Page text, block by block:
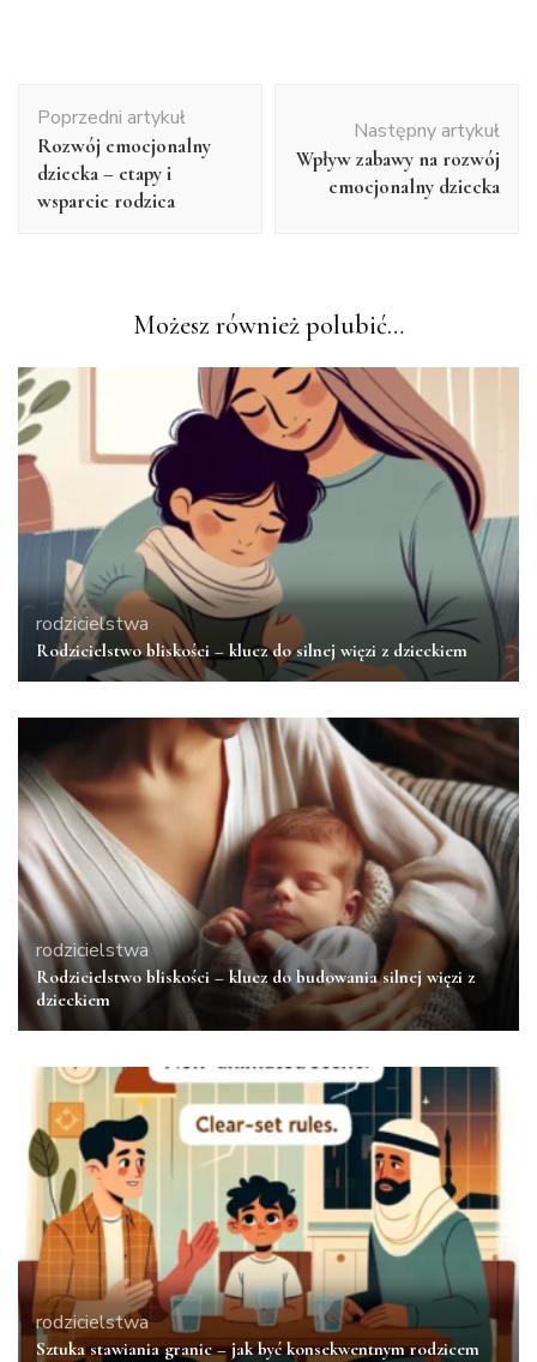
wpisu
Poprzedni artykuł
Rozwój emocjonalny
dziecka – etapy i
wsparcie rodzica
Następny artykuł
Wpływ zabawy na rozwój
emocjonalny dziecka
Możesz również polubić…
rodzicielstwa
Rodzicielstwo bliskości – klucz do silnej więzi z dzieckiem
rodzicielstwa
Rodzicielstwo bliskości – klucz do budowania silnej więzi z
dzieckiem
rodzicielstwa
Sztuka stawiania granic – jak być konsekwentnym rodzicem